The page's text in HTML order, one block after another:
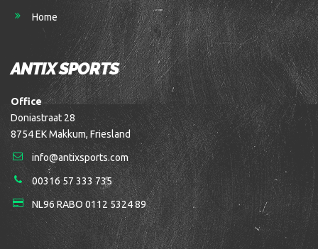
Home
ANTIX SPORTS
Office
Doniastraat 28
8754 EK Makkum, Friesland
info@antixsports.com
00316 57 333 735
NL96 RABO 0112 5324 89